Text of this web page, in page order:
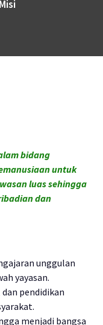
bidang
untuk
luas sehingga
dan
unggulan
yayasan.
pendidikan
menjadi bangsa